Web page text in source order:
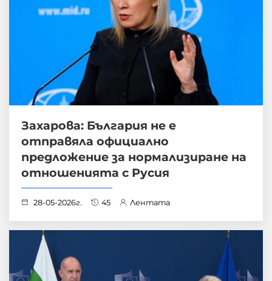
Захарова: България не е
отправяла официално
предложение за нормализиране на
отношенията с Русия
28-05-2026г. 45 Лентата